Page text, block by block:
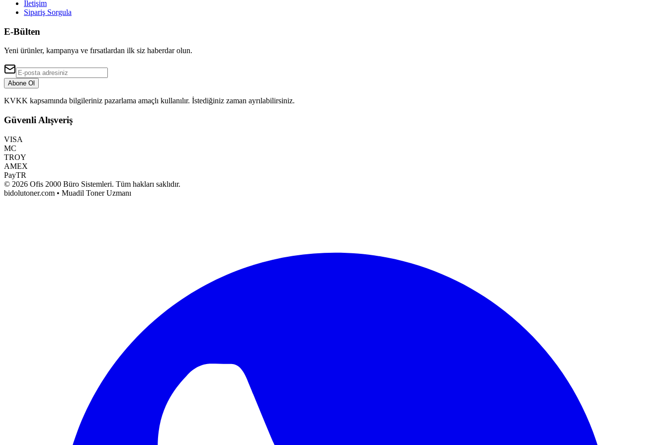
İletişim
Sipariş Sorgula
E-Bülten
Yeni ürünler, kampanya ve fırsatlardan ilk siz haberdar olun.
Abone Ol
KVKK kapsamında bilgileriniz pazarlama amaçlı kullanılır. İstediğiniz zaman ayrılabilirsiniz.
Güvenli Alışveriş
VISA
MC
TROY
AMEX
PayTR
© 2026 Ofis 2000 Büro Sistemleri. Tüm hakları saklıdır.
bidolutoner.com • Muadil Toner Uzmanı